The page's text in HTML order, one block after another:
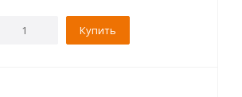
Купить